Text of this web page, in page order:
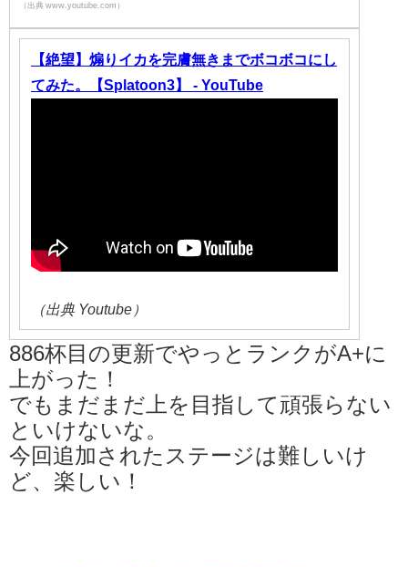
（出典 www.youtube.com）
【絶望】煽りイカを完膚無きまでボコボコにし
てみた。【Splatoon3】 - YouTube
（出典 Youtube）
886杯目の更新でやっとランクがA+に
上がった！
でもまだまだ上を目指して頑張らない
といけないな。
今回追加されたステージは難しいけ
ど、楽しい！